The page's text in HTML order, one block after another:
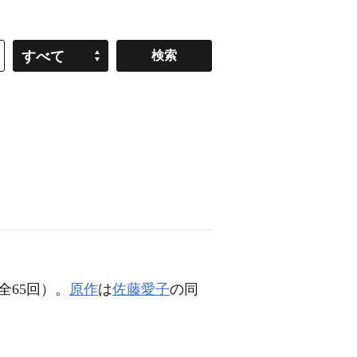
すべて
65回）。 原作は佐藤愛子の同